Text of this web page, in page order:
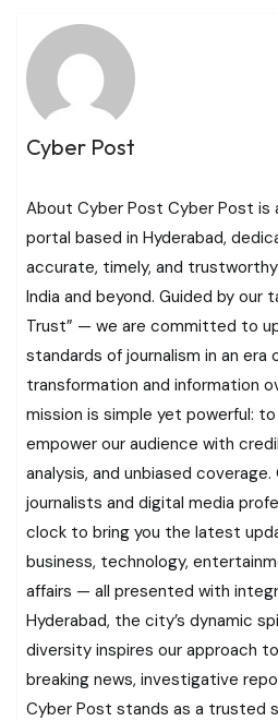
Cyber Post
About Cyber Post Cyber Post is
portal based in Hyderabad,
accurate, timely, and
India and beyond. Guided by our
Trust” — we are committed to
standards of journalism in an era
transformation and information
mission is simple yet powerful: to
empower our audience with
analysis, and unbiased
journalists and digital media
clock to bring you the latest
business, technology,
affairs — all presented with
Hyderabad, the city’s dynamic
diversity inspires our approach
breaking news, investigative
Cyber Post stands as a trusted